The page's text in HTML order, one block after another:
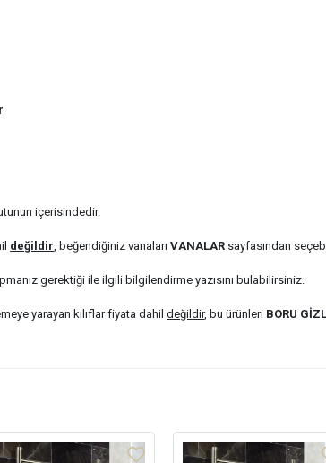
içerisindedir.
değildir , beğendiğiniz vanalarıVANALAR sayfasından
gerektiği ile ilgili bilgilendirme yazısını bulabilirsiniz.
yarayan kılıflar fiyata dahildeğildir, bu ürünleri BORU